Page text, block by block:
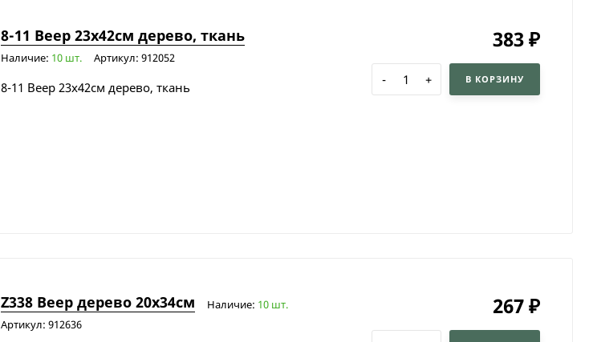
8-11 Веер 23х42см дерево, ткань
Наличие: 10 шт. Артикул: 912052
8-11 Веер 23х42см дерево, ткань
383 ₽
- + В КОРЗИНУ
Z338 Веер дерево 20х34см Наличие: 10 шт.
Артикул: 912636
267 ₽